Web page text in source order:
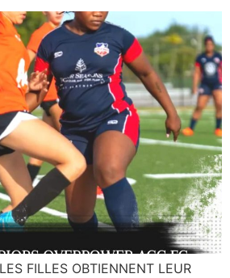
FILLES OBTIENNENT LEUR